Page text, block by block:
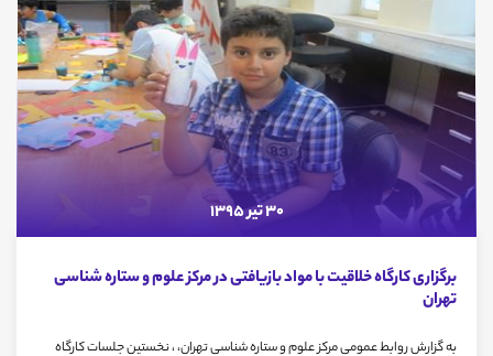
30 تیر 1395
برگزاری کارگاه خلاقیت با مواد بازیافتی در مرکز علوم و ستاره شناسی
تهران
به گزارش روابط عمومی مرکز علوم و ستاره شناسی تهران، ، نخستین جلسات کارگاه